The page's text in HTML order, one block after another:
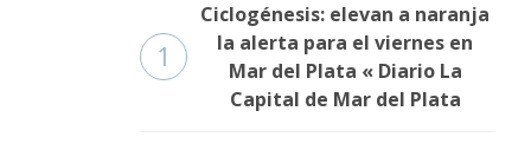
1
Ciclogénesis: elevan a naranja
la alerta para el viernes en
Mar del Plata « Diario La
Capital de Mar del Plata